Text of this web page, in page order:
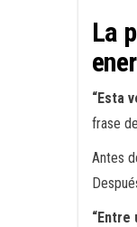
La
“Esta
frase
Antes
“Entre